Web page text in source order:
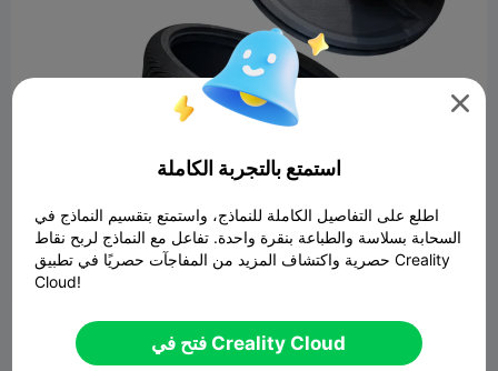
حاوية تخزين سايكلون / صندوق تخزين / منظم مكتب
Sektor 7 Studios 1.3K

استمتع بالتجربة الكاملة
اطلع على التفاصيل الكاملة للنماذج، واستمتع بتقسيم النماذج في
السحابة بسلاسة والطباعة بنقرة واحدة. تفاعل مع النماذج لربح نقاط
حصرية واكتشاف المزيد من المفاجآت حصريًا في تطبيق Creality
Cloud!
فتح في Creality Cloud